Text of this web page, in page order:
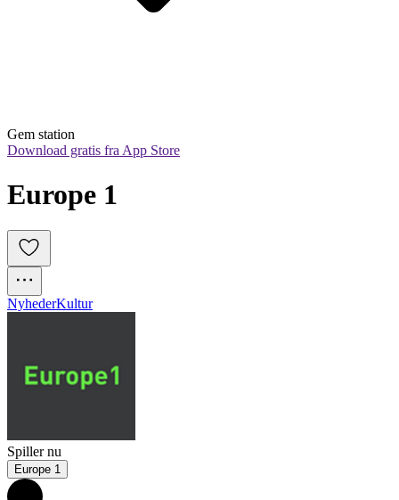
Gem station
Download gratis fra App Store
Europe 1
NyhederKultur
Spiller nu
Europe 1